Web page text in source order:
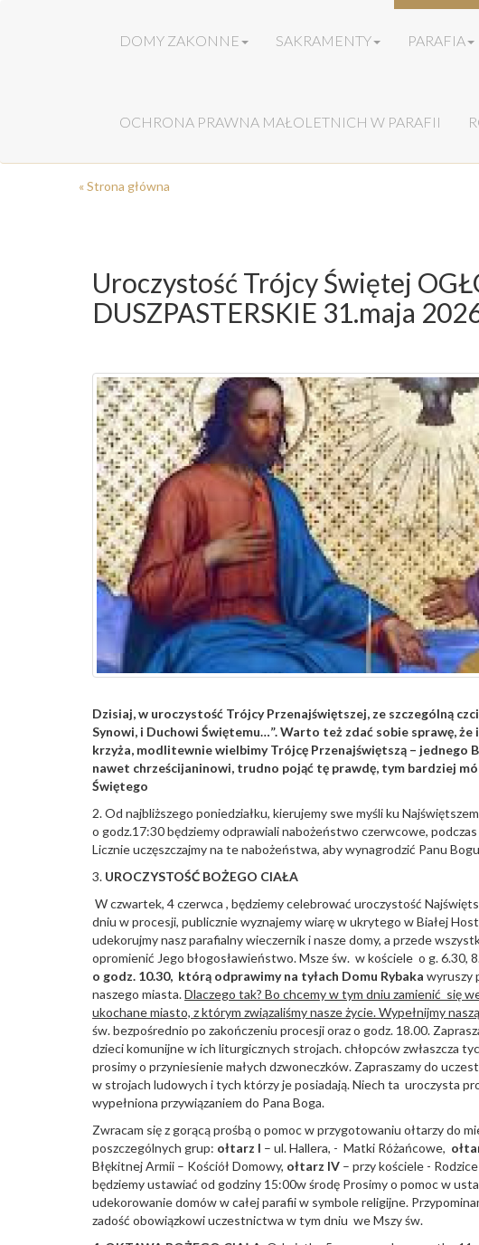
DOMY ZAKONNE SAKRAMENTY PARAFIA
OCHRONA PRAWNA MAŁOLETNICH W PARAFII
« Strona główna
Uroczystość Trójcy Świętej
DUSZPASTERSKIE 31.maja
Dzisiaj, w uroczystość Trójcy Przenajświętszej, ze szczególną
Synowi, i Duchowi Świętemu…”. Warto też zdać sobie sprawę,
krzyża, modlitewnie wielbimy Trójcę Przenajświętszą – jednego
nawet chrześcijaninowi, trudno pojąć tę prawdę, tym bardziej
Świętego
2. Od najbliższego poniedziałku, kierujemy swe myśli ku
o godz.17:30 będziemy odprawiali nabożeństwo czerwcowe,
Licznie uczęszczajmy na te nabożeństwa, aby wynagrodzić Panu
3. UROCZYSTOŚĆ BOŻEGO CIAŁA
W czwartek, 4 czerwca , będziemy celebrować uroczystość
dniu w procesji, publicznie wyznajemy wiarę w ukrytego w Białej
udekorujmy nasz parafialny wieczernik i nasze domy, a przede
opromienić Jego błogosławieństwo. Msze św. w kościele o g. 6.30,
o godz. 10.30, którą odprawimy na tyłach Domu Rybaka wyruszy
naszego miasta.Dlaczego tak? Bo chcemy w tym dniu zamienić się
ukochane miasto, z którym związaliśmy naszeżycie. Wypełnijmy
św. bezpośrednio po zakończeniu procesji oraz o godz. 18.00.
dzieci komunijne w ich liturgicznych strojach. chłopców zwłaszcza
prosimy o przyniesienie małych dzwoneczków. Zapraszamy do
w strojach ludowych i tych którzy je posiadają. Niech ta uroczysta
wypełniona przywiązaniem do Pana Boga.
Zwracam się z gorącą prośbą o pomoc w przygotowaniu ołtarzy do
poszczególnych grup: ołtarz I – ul. Hallera, - Matki Różańcowe, oł
Błękitnej Armii – Kościół Domowy, ołtarz IV – przy kościele -
będziemy ustawiać od godziny 15:00w środę Prosimy o pomoc w
udekorowanie domów w całej parafii w symbole religijne.
zadość obowiązkowi uczestnictwa w tym dniu we Mszy św.